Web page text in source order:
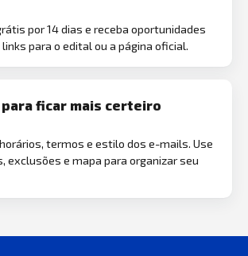
por 14 dias e receba oportunidades
para o edital ou a página oficial.
ficar mais certeiro
termos e estilo dos e-mails. Use
exclusões e mapa para organizar seu